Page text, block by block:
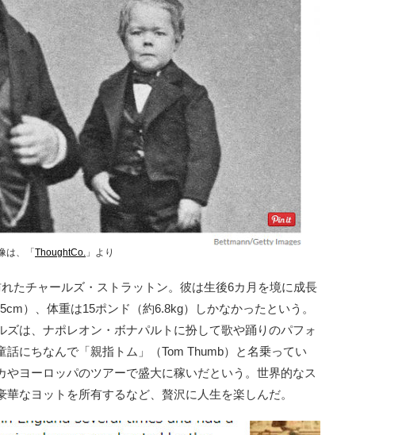
は、「 ThoughtCo. 」より
チャールズ・ストラットン。彼は生後6カ月を境に成長
）、体重は15ポンド（約6.8kg）しかなかったという。
は、ナポレオン・ボナパルトに扮して歌や踊りのパフォ
にちなんで「親指トム」（Tom Thumb）と名乗ってい
ヨーロッパのツアーで盛大に稼いだという。世界的なス
なヨットを所有するなど、贅沢に人生を楽しんだ。